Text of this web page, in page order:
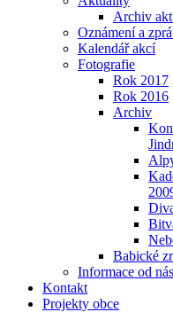
Archiv
Oznámení a
Kalendář akcí
Fotografie
Rok 2017
Rok 2016
Archiv
Babické
Informace od nás
Kontakt
Projekty obce